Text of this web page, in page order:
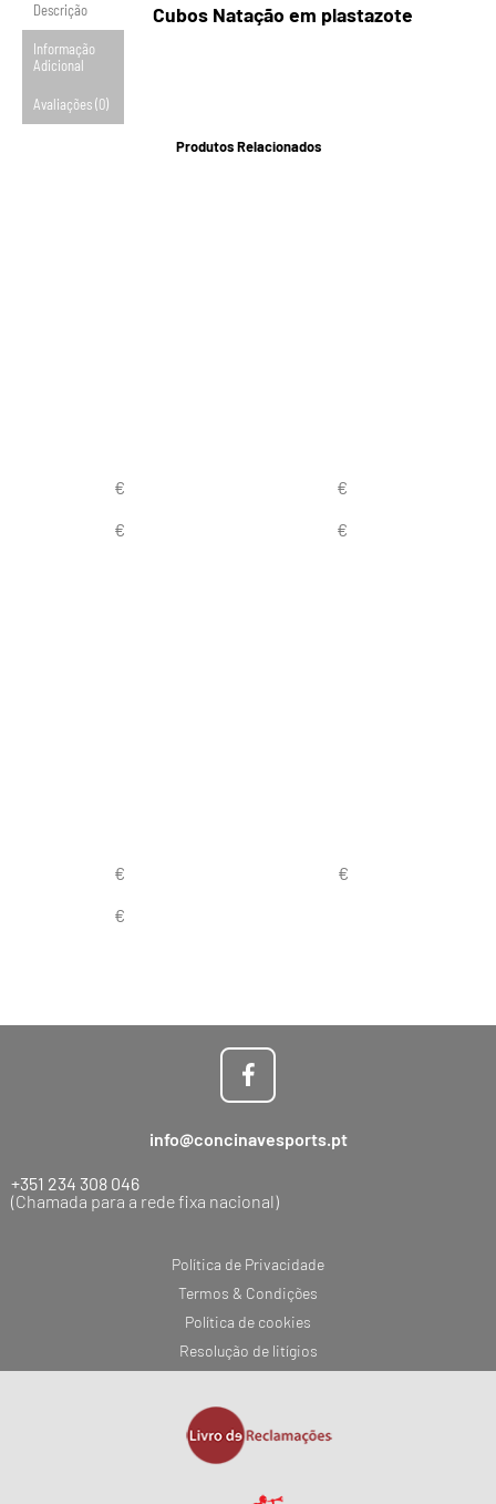
Descrição
Informação
Adicional
Avaliações (0)
Cubos Natação em plastazote
Produtos Relacionados
Política de Privacidade
Termos & Condições
Política de cookies
Resolução de litígios
info@concinavesports.pt
+351 234 308 046
(Chamada para a rede fixa nacional)